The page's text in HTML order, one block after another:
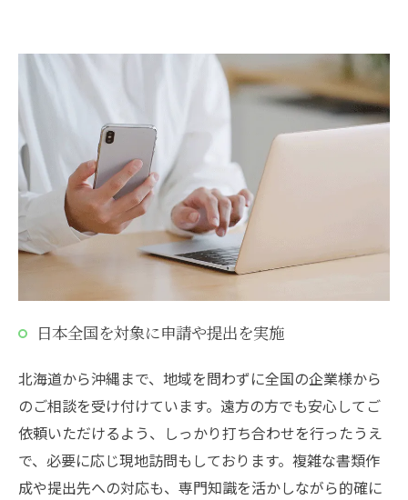
日本全国を対象に申請や提出を実施
北海道から沖縄まで、地域を問わずに全国の企業様から
のご相談を受け付けています。遠方の方でも安心してご
依頼いただけるよう、しっかり打ち合わせを行ったうえ
で、必要に応じ現地訪問もしております。複雑な書類作
成や提出先への対応も、専門知識を活かしながら的確に